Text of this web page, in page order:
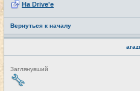
На Drive'e
Вернуться к началу
Н
е
в
Заглянувший